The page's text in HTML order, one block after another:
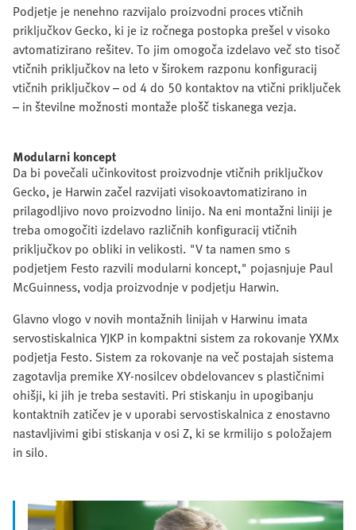
Podjetje je nenehno razvijalo proizvodni proces vtičnih
priključkov Gecko, ki je iz ročnega postopka prešel v visoko
avtomatizirano rešitev. To jim omogoča izdelavo več sto tisoč
vtičnih priključkov na leto v širokem razponu konfiguracij
vtičnih priključkov – od 4 do 50 kontaktov na vtični priključek
– in številne možnosti montaže plošč tiskanega vezja.
Modularni koncept
Da bi povečali učinkovitost proizvodnje vtičnih priključkov
Gecko, je Harwin začel razvijati visokoavtomatizirano in
prilagodljivo novo proizvodno linijo. Na eni montažni liniji je
treba omogočiti izdelavo različnih konfiguracij vtičnih
priključkov po obliki in velikosti. "V ta namen smo s
podjetjem Festo razvili modularni koncept," pojasnjuje Paul
McGuinness, vodja proizvodnje v podjetju Harwin.
Glavno vlogo v novih montažnih linijah v Harwinu imata
servostiskalnica YJKP in kompaktni sistem za rokovanje YXMx
podjetja Festo. Sistem za rokovanje na več postajah sistema
zagotavlja premike XY-nosilcev obdelovancev s plastičnimi
ohišji, ki jih je treba sestaviti. Pri stiskanju in upogibanju
kontaktnih zatičev je v uporabi servostiskalnica z enostavno
nastavljivimi gibi stiskanja v osi Z, ki se krmilijo s položajem
in silo.